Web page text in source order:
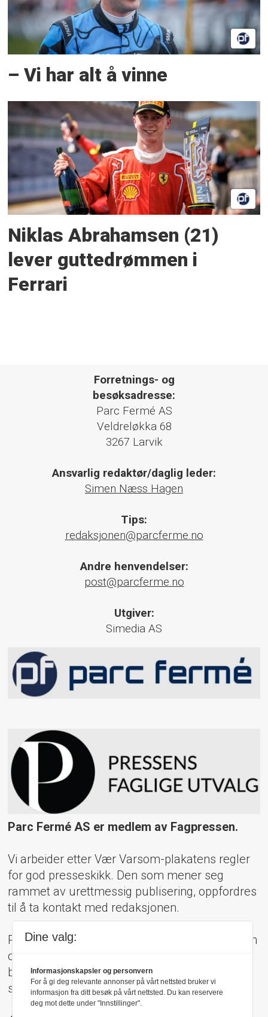
– Vi har alt å vinne
Niklas Abrahamsen (21)
lever guttedrømmen i
Ferrari
Forretnings- og
besøksadresse:
Parc Fermé AS
Veldreløkka 68
3267 Larvik
Ansvarlig redaktør/daglig leder:
Simen Næss Hagen
Tips:
redaksjonen@parcferme.no
Andre henvendelser:
post@parcferme.no
Utgiver:
Simedia AS
Parc Fermé AS er medlem av Fagpressen.
Vi arbeider etter Vær Varsom-plakatens regler
for god presseskikk. Den som mener seg
rammet av urettmessig publisering, oppfordres
til å ta kontakt med redaksjonen.
Pressens Faglige Utvalg (PFU) er et klageorgan
oppnevnt av Norsk Presseforbund som
behandler klager mot mediene i presseetiske
spørsmål.
Dine valg:
Informasjonskapsler og personvern
For å gi deg relevante annonser på vårt nettsted bruker vi
informasjon fra ditt besøk på vårt nettsted. Du kan reservere
deg mot dette under "Innstillinger".